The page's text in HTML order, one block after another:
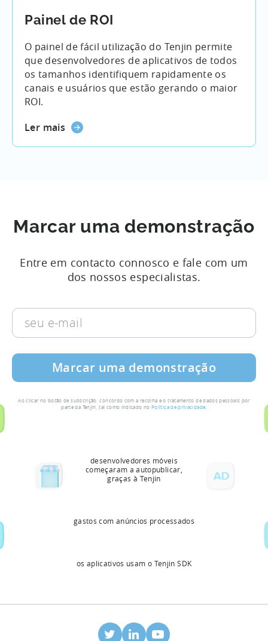
Painel de ROI
O painel de fácil utilização do Tenjin permite
que desenvolvedores de aplicativos de todos
os tamanhos identifiquem rapidamente os
canais e usuários que estão gerando o maior
ROI.
Ler mais
Marcar uma demonstração
Entre em contacto connosco e fale com um
dos nossos especialistas.
seu
mail
Ao clicar no botão de subscrição, concordo com a recolha e o tratamento de dados pessoais por
parte da Tenjin, tal como indicado noPolítica de privacidade
desenvolvedores móveis
começaram a autopublicar,
graças à Tenjin
gastos com anúncios processados
os aplicativos usam o Tenjin SDK